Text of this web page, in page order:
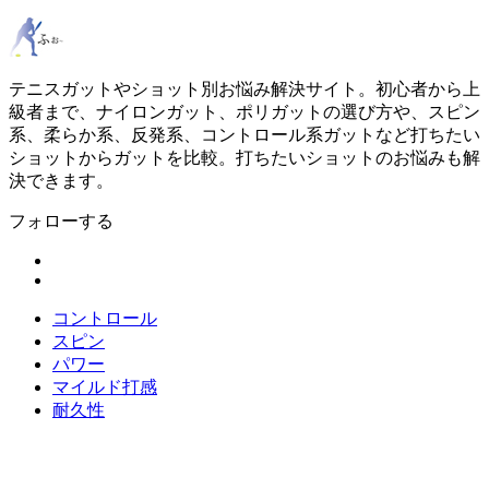
テニスガットやショット別お悩み解決サイト。初心者から上
級者まで、ナイロンガット、ポリガットの選び方や、スピン
系、柔らか系、反発系、コントロール系ガットなど打ちたい
ショットからガットを比較。打ちたいショットのお悩みも解
決できます。
フォローする
コントロール
スピン
パワー
マイルド打感
耐久性